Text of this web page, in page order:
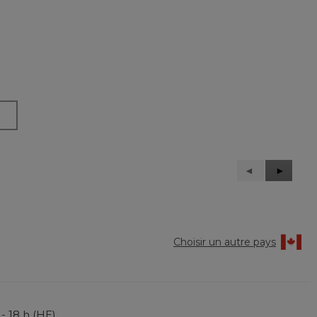
Précédent
Reviews
◄
Suivant
Reviews
►
Choisir un autre pays
18 h (HE)